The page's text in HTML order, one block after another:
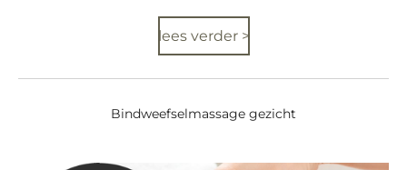
lees verder >
Bindweefselmassage gezicht